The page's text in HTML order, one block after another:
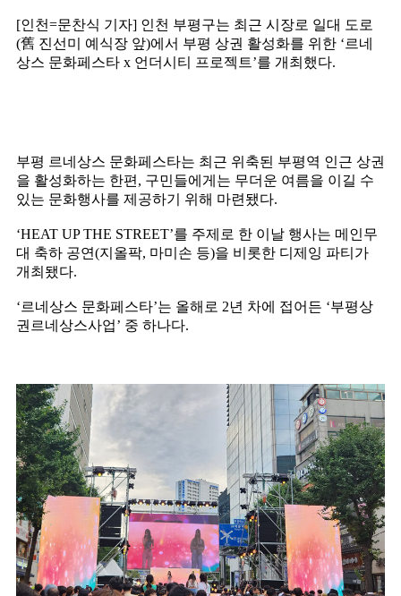
[인천=문찬식 기자] 인천 부평구는 최근 시장로 일대 도로
(舊 진선미 예식장 앞)에서 부평 상권 활성화를 위한 ‘르네
상스 문화페스타 x 언더시티 프로젝트’를 개최했다.
부평 르네상스 문화페스타는 최근 위축된 부평역 인근 상권
을 활성화하는 한편, 구민들에게는 무더운 여름을 이길 수
있는 문화행사를 제공하기 위해 마련됐다.
‘HEAT UP THE STREET’를 주제로 한 이날 행사는 메인무
대 축하 공연(지올팍, 마미손 등)을 비롯한 디제잉 파티가
개최됐다.
‘르네상스 문화페스타’는 올해로 2년 차에 접어든 ‘부평상
권르네상스사업’ 중 하나다.